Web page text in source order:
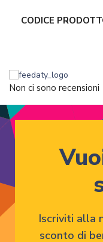
CODICE
Non ci sono recensioni
Iscriviti alla
sconto di